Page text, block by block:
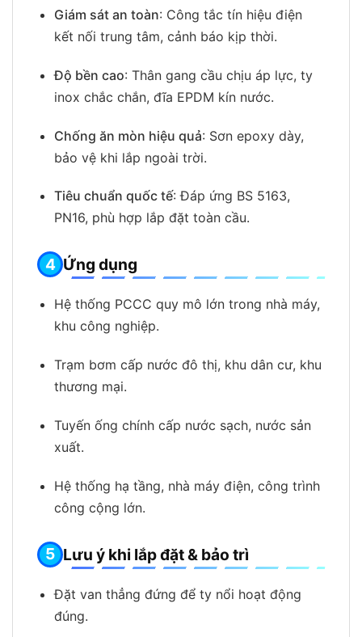
Giám sát an toàn: Công tắc tín hiệu điện
kết nối trung tâm, cảnh báo kịp thời.
Độ bền cao: Thân gang cầu chịu áp lực, ty
inox chắc chắn, đĩa EPDM kín nước.
Chống ăn mòn hiệu quả: Sơn epoxy dày,
bảo vệ khi lắp ngoài trời.
Tiêu chuẩn quốc tế: Đáp ứng BS 5163,
PN16, phù hợp lắp đặt toàn cầu.
Ứng dụng
Hệ thống PCCC quy mô lớn trong nhà máy,
khu công nghiệp.
Trạm bơm cấp nước đô thị, khu dân cư, khu
thương mại.
Tuyến ống chính cấp nước sạch, nước sản
xuất.
Hệ thống hạ tầng, nhà máy điện, công trình
công cộng lớn.
Lưu ý khi lắp đặt & bảo trì
Đặt van thẳng đứng để ty nổi hoạt động
đúng.